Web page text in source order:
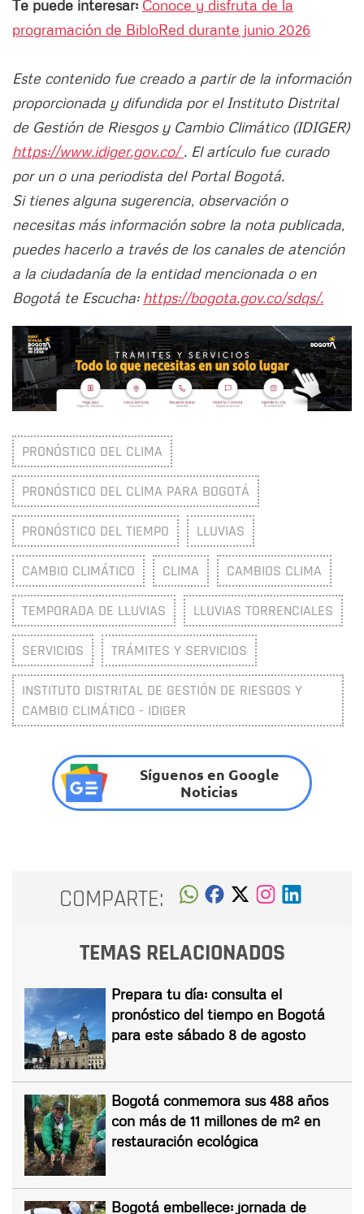
Te puede interesar: Conoce y disfruta de la
programación de BibloRed durante junio 2026
Este contenido fue creado a partir de la información
proporcionada y difundida por el Instituto Distrital
de Gestión de Riesgos y Cambio Climático (IDIGER)
https://www.idiger.gov.co/. El artículo fue curado
por un o una periodista del Portal Bogotá.
Si tienes alguna sugerencia, observación o
necesitas más información sobre la nota publicada,
puedes hacerlo a través de los canales de atención
a la ciudadanía de la entidad mencionada o en
Bogotá te Escucha: https://bogota.gov.co/sdqs/.
PRONÓSTICO DEL CLIMA
PRONÓSTICO DEL CLIMA PARA BOGOTÁ
PRONÓSTICO DEL TIEMPO LLUVIAS
CAMBIO CLIMÁTICO CLIMA CAMBIOS CLIMA
TEMPORADA DE LLUVIAS LLUVIAS TORRENCIALES
SERVICIOS TRÁMITES Y SERVICIOS
INSTITUTO DISTRITAL DE GESTIÓN DE RIESGOS Y
CAMBIO CLIMÁTICO - IDIGER
Síguenos en Google
Noticias
COMPARTE:
TEMAS RELACIONADOS
Prepara tu día: consulta el
pronóstico del tiempo en Bogotá
para este sábado 8 de agosto
Bogotá conmemora sus 488 años
con más de 11 millones de m² en
restauración ecológica
Bogotá embellece: jornada de